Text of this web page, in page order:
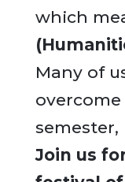
which
Many of
Join us